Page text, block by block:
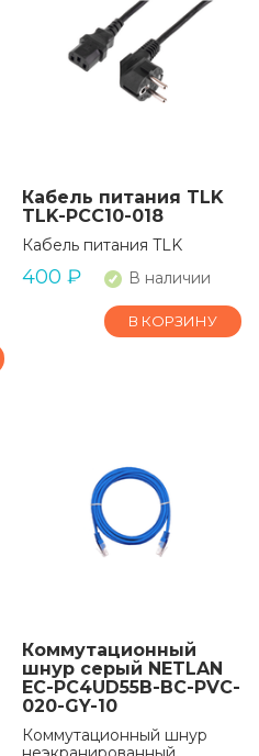
Кабель питания TLK
TLK-PCC10-018
Кабель питания TLK
400 ₽ В наличии
В КОРЗИНУ
Коммутационный
шнур серый NETLAN
EC-PC4UD55B-BC-PVC-
020-GY-10
Коммутационный шнур